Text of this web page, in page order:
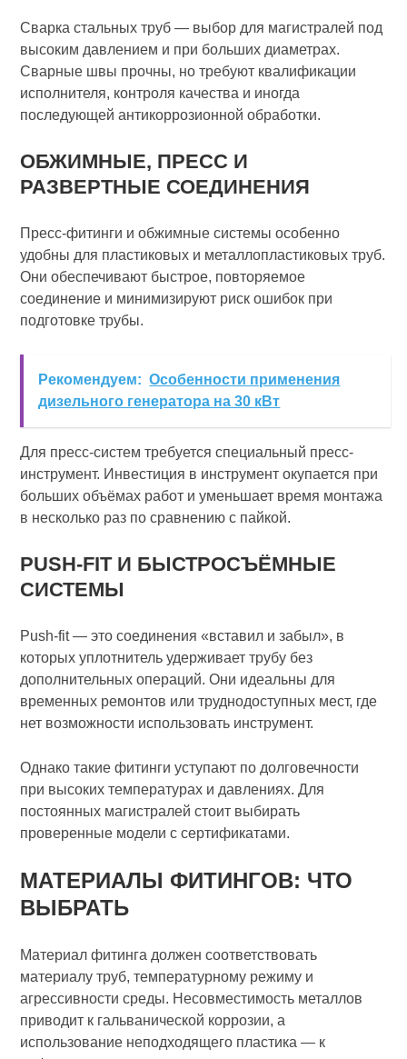
Сварка стальных труб — выбор для магистралей под
высоким давлением и при больших диаметрах.
Сварные швы прочны, но требуют квалификации
исполнителя, контроля качества и иногда
последующей антикоррозионной обработки.
ОБЖИМНЫЕ, ПРЕСС И
РАЗВЕРТНЫЕ СОЕДИНЕНИЯ
Пресс-фитинги и обжимные системы особенно
удобны для пластиковых и металлопластиковых труб.
Они обеспечивают быстрое, повторяемое
соединение и минимизируют риск ошибок при
подготовке трубы.
Рекомендуем: Особенности применения
дизельного генератора на 30 кВт
Для пресс-систем требуется специальный пресс-
инструмент. Инвестиция в инструмент окупается при
больших объёмах работ и уменьшает время монтажа
в несколько раз по сравнению с пайкой.
PUSH-FIT И БЫСТРОСЪЁМНЫЕ
СИСТЕМЫ
Push-fit — это соединения «вставил и забыл», в
которых уплотнитель удерживает трубу без
дополнительных операций. Они идеальны для
временных ремонтов или труднодоступных мест, где
нет возможности использовать инструмент.
Однако такие фитинги уступают по долговечности
при высоких температурах и давлениях. Для
постоянных магистралей стоит выбирать
проверенные модели с сертификатами.
МАТЕРИАЛЫ ФИТИНГОВ: ЧТО
ВЫБРАТЬ
Материал фитинга должен соответствовать
материалу труб, температурному режиму и
агрессивности среды. Несовместимость металлов
приводит к гальванической коррозии, а
использование неподходящего пластика — к